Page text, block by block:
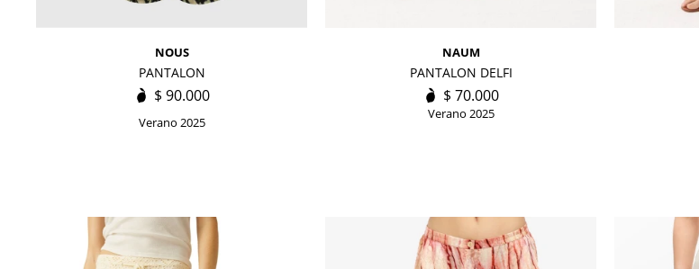
NOUS
PANTALON
$ 90.000
Verano 2025
NAUM
PANTALON DELFI
$ 70.000
Verano 2025